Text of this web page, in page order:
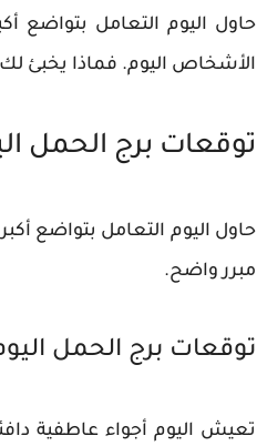
حاول اليوم التعامل بتواضع
الأشخاص اليوم. فماذا يخبئ
توقعات برج الحمل
حاول اليوم التعامل بتواضع
مبرر واضح.
توقعات برج الحمل
تعيش اليوم أجواء عاطفية